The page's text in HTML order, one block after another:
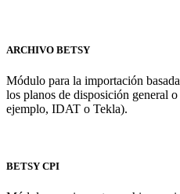
ARCHIVO BETSY
Módulo para la importación
los planos de disposición general
ejemplo, IDAT o Tekla).
BETSY CPI